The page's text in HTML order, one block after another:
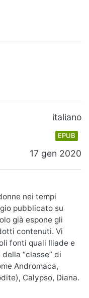
italiano
EPUB
17 gen 2020
nei tempi
pubblicato su
già espone gli
contenuti. Vi
fonti quali Iliade e
“classe” di
Andromaca,
Calypso, Diana.